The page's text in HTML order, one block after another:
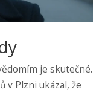
je skutečné.
v Plzni ukázal, že